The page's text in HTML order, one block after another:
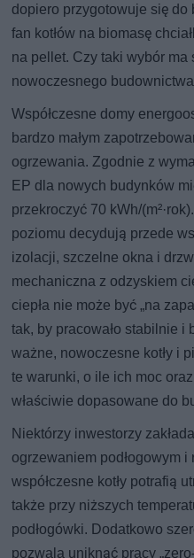
dopiero przygotowuje się
fan kotłów na biomasę
na pellet. Czy taki wybór ma
nowoczesnego
Współczesne domy
bardzo małym
ogrzewania. Zgodnie z
EP dla nowych budynków
przekroczyć 70 kWh/
poziomu decydują przede
izolacji, szczelne okna i
mechaniczna z odzyskiem
ciepła nie może być „na
tak, by pracowało stabilnie i
ważne, nowoczesne kotły i
te warunki, o ile ich moc
właściwie dopasowane do
Niektórzy inwestorzy
ogrzewaniem podłogowym
współczesne kotły potrafią
także przy niższych
podłogówki. Dodatkowo
pozwala uniknąć pracy